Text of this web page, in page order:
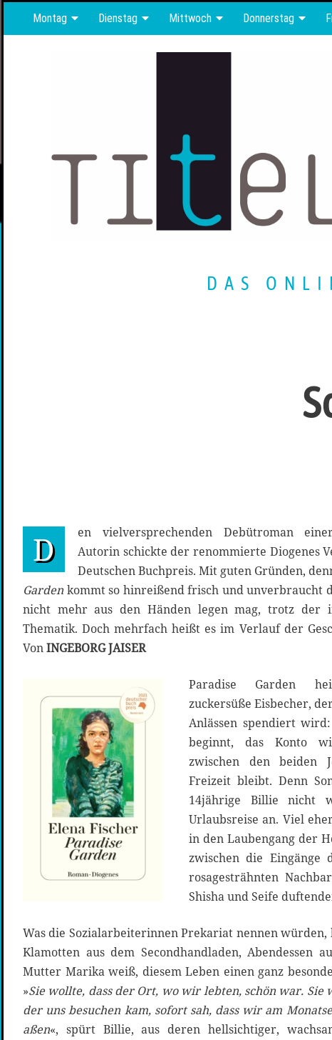
Montag Dienstag Mittwoch Donnerstag
DAS
D
en vielversprechenden Debütroman
Autorin schickte der renommierte Diogenes
Deutschen Buchpreis. Mit guten Gründen,
Garden kommt so hinreißend frisch und unverbraucht
nicht mehr aus den Händen legen mag, trotz der
Thematik. Doch mehrfach heißt es im Verlauf der
VonINGEBORG JAISER
Paradise Garden
zuckersüße Eisbecher,
Anlässen spendiert
beginnt, das Konto
zwischen den beiden
Freizeit bleibt. Denn
14jährige Billie nicht
Urlaubsreise an. Viel
in den Laubengang der
zwischen die Eingänge
rosagesträhnten
Shisha und Seife
Was die Sozialarbeiterinnen Prekariat nennen
Klamotten aus dem Secondhandladen, Abendessen
Mutter Marika weiß, diesem Leben einen ganz
»Sie wollte, dass der Ort, wo wir lebten, schön war. Sie
der uns besuchen kam, sofort sah, dass wir am
aßen«, spürt Billie, aus deren hellsichtiger,